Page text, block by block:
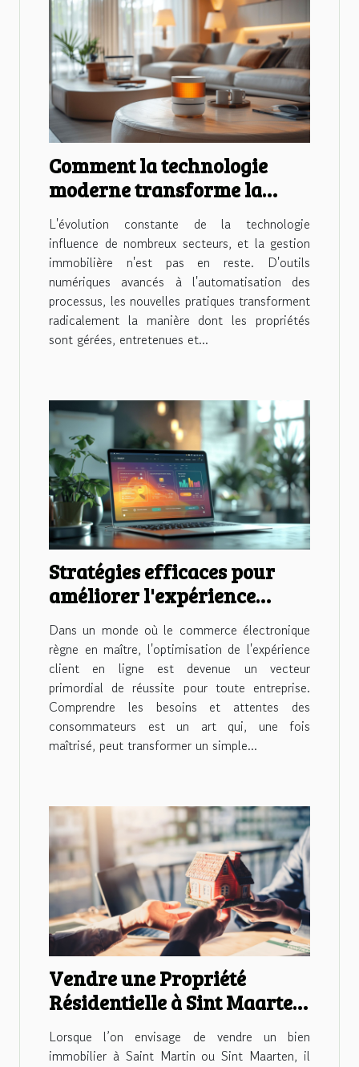
Comment la technologie
moderne transforme la
gestion immobilière
L'évolution constante de la technologie
influence de nombreux secteurs, et la gestion
immobilière n'est pas en reste. D'outils
numériques avancés à l'automatisation des
processus, les nouvelles pratiques transforment
radicalement la manière dont les propriétés
sont gérées, entretenues et...
Stratégies efficaces pour
améliorer l'expérience
client en ligne
Dans un monde où le commerce électronique
règne en maître, l'optimisation de l'expérience
client en ligne est devenue un vecteur
primordial de réussite pour toute entreprise.
Comprendre les besoins et attentes des
consommateurs est un art qui, une fois
maîtrisé, peut transformer un simple...
Vendre une Propriété
Résidentielle à Sint Maarten
avec 4U Real Estate : Une
Expérience d’Excellence
Lorsque l’on envisage de vendre un bien
immobilier à Saint Martin ou Sint Maarten, il